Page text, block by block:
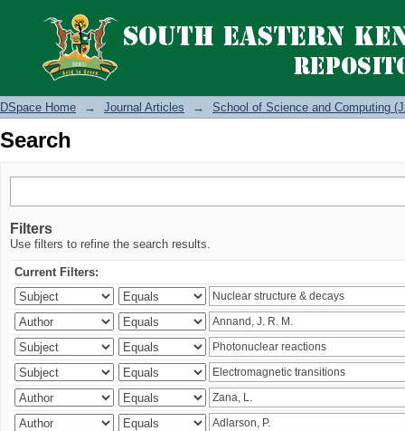
Search
DSpace Home → Journal Articles → School of Science and Computing
Search
Filters
Use filters to refine the search results.
Current Filters: